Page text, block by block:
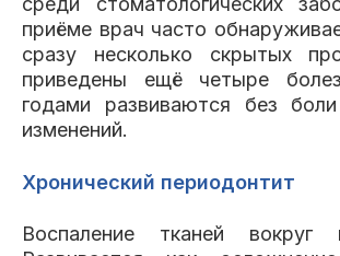
приёме врач часто
сразу несколько скрытых
приведены ещё четыре
годами развиваются без
изменений.
Хронический периодонтит
Воспаление тканей вокруг